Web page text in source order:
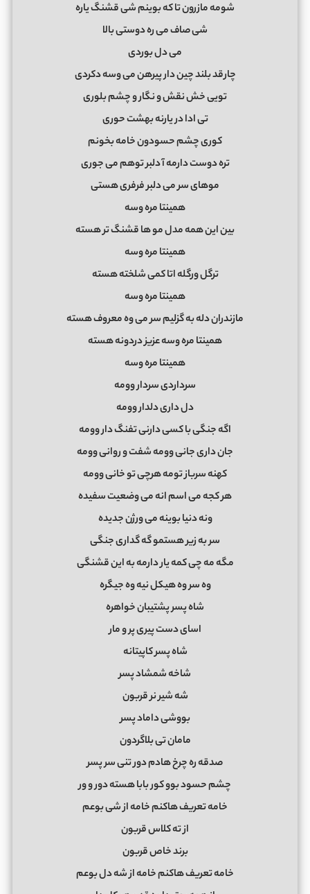
ﺷﻮﻣﻪ ﻣﺎزرون ﺗﺎ ﻛﻪ ﺑﻮﻳﻨﻢ ﺷﻰ ﻗﺸﻨﮓ ﻳﺎره
ﺷﻰ ﺻﺎف ﻣﻰ ره دوﺳﺘﻰ ﺑﺎﻟﺎ
ﻣﻰ دل ﺑﻮردی
ﭼﺎرﻗﺪ ﺑﻠﻨﺪ ﭼﻴﻦ دار ﭘﻴﺮﻫﻦ ﻣﻰ وﺳﻪ دﻛﺮدی
ﺗﻮﻳﻰ ﺧﺶ ﻧﻘﺶ و ﻧﮕﺎر و ﭼﺸﻢ ﺑﻠﻮری
ﺗﻰ ادا در ﻳﺎرﻧﻪ ﺑﻬﺸﺖ ﺣﻮری
ﻛﻮری ﭼﺸﻢ ﺣﺴﻮدون ﺧﺎﻣﻪ ﺑﺨﻮﻧﻢ
ﺗﺮه دوﺳﺖ دارﻣﻪ آ دﻟﺒﺮ ﺗﻮﻫﻢ ﻣﻰ ﺟﻮری
ﻣﻮﻫﺎی ﺳﺮ ﻣﻰ دﻟﺒﺮ ﻓﺮﻓﺮی ﻫﺴﺘﻰ
ﻫﻤﻴﻨﺘﺎ ﻣﺮه وﺳﻪ
ﺑﻴﻦ اﻳﻦ ﻫﻤﻪ ﻣﺪل ﻣﻮ ﻫﺎ ﻗﺸﻨﮓ ﺗﺮ ﻫﺴﺘﻪ
ﻫﻤﻴﻨﺘﺎ ﻣﺮه وﺳﻪ
ﺗﺮﮔﻞ ورﮔﻠﻪ اﺗﺎ ﻛﻤﻰ ﺷﻠﺨﺘﻪ ﻫﺴﺘﻪ
ﻫﻤﻴﻨﺘﺎ ﻣﺮه وﺳﻪ
ﻣﺎزﻧﺪران دﻟﻪ ﺑﻪ ﮔﺰﻟﻴﻢ ﺳﺮ ﻣﻰ وه ﻣﻌﺮوف ﻫﺴﺘﻪ
ﻫﻤﻴﻨﺘﺎ ﻣﺮه وﺳﻪ ﻋﺰﻳﺰ دردوﻧﻪ ﻫﺴﺘﻪ
ﻫﻤﻴﻨﺘﺎ ﻣﺮه وﺳﻪ
ﺳﺮداردی ﺳﺮدار ووﻣﻪ
دل داری دﻟﺪار ووﻣﻪ
اﮔﻪ ﺟﻨﮕﻰ ﺑﺎ ﻛﺴﻰ دارﻧﻰ ﺗﻔﻨﮓ دار ووﻣﻪ
ﺟﺎن داری ﺟﺎﻧﻰ ووﻣﻪ ﺷﻔﺖ و رواﻧﻰ ووﻣﻪ
ﻛﻬﻨﻪ ﺳﺮﺑﺎز ﺗﻮﻣﻪ ﻫﺮﭼﻰ ﺗﻮ ﺧﺎﻧﻰ ووﻣﻪ
ﻫﺮ ﻛﺠﻪ ﻣﻰ اﺳﻢ اﻧﻪ ﻣﻰ وﺿﻌﻴﺖ ﺳﻔﻴﺪه
وﻧﻪ دﻧﻴﺎ ﺑﻮﻳﻨﻪ ﻣﻰ ورژن ﺟﺪﻳﺪه
ﺳﺮ ﺑﻪ زﻳﺮ ﻫﺴﺘﻤﻮ ﮔﻪ ﮔﺪاری ﺟﻨﮕﻰ
ﻣﮕﻪ ﻣﻪ ﭼﻰ ﻛﻤﻪ ﻳﺎر دارﻣﻪ ﺑﻪ اﻳﻦ ﻗﺸﻨﮕﻰ
وه ﺳﺮ وه ﻫﻴﻜﻞ ﻧﻴﻪ وه ﺟﻴﮕﺮه
ﺷﺎه ﭘﺴﺮ ﭘﺸﺘﻴﺒﺎن ﺧﻮاﻫﺮه
اﺳﺎی دﺳﺖ ﭘﻴﺮی ﭘﺮ و ﻣﺎر
ﺷﺎه ﭘﺴﺮ ﻛﺎﭘﻴﺘﺎﻧﻪ
ﺷﺎﺧﻪ ﺷﻤﺸﺎد ﭘﺴﺮ
ﺷﻪ ﺷﻴﺮ ﻧﺮ ﻗﺮﺑﻮن
ﺑﻮوﺷﻰ داﻣﺎد ﭘﺴﺮ
ﻣﺎﻣﺎن ﺗﻰ ﺑﻠﺎﮔﺮدون
ﺻﺪﻗﻪ ره ﭼﺮخ ﻫﺎدم دور ﺗﻨﻰ ﺳﺮ ﭘﺴﺮ
ﭼﺸﻢ ﺣﺴﻮد ﺑﻮو ﻛﻮر ﺑﺎﺑﺎ ﻫﺴﺘﻪ دور و ور
ﺧﺎﻣﻪ ﺗﻌﺮﻳﻒ ﻫﺎﻛﻨﻢ ﺧﺎﻣﻪ از ﺷﻰ ﺑﻮﻋﻢ
از ﺗﻪ ﻛﻠﺎس ﻗﺮﺑﻮن
ﺑﺮﻧﺪ ﺧﺎص ﻗﺮﺑﻮن
ﺧﺎﻣﻪ ﺗﻌﺮﻳﻒ ﻫﺎﻛﻨﻢ ﺧﺎﻣﻪ از ﺷﻪ دل ﺑﻮﻋﻢ